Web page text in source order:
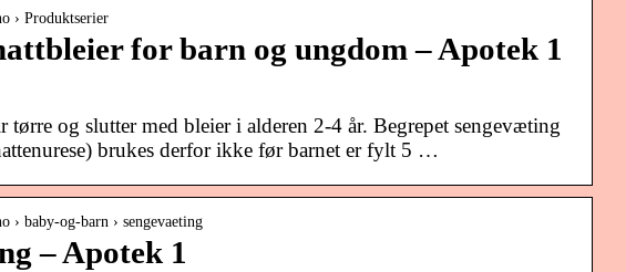
› Produktserier
for barn og ungdom – Apotek 1
tørre og slutter med bleier i alderen 2-4 år. Begrepet sengevæting
brukes derfor ikke før barnet er fylt 5 …
› baby-og-barn › sengevaeting
– Apotek 1